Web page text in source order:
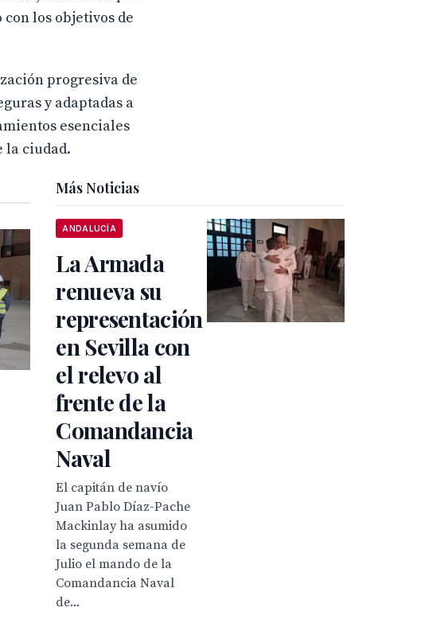
los objetivos de
progresiva de
y adaptadas a
esenciales
la ciudad.
Más Noticias
ANDALUCÍA
La Armada
renueva su
representación
en Sevilla con
el relevo al
frente de la
Comandancia
Naval
El capitán de navío
Juan Pablo Díaz-Pache
Mackinlay ha asumido
la segunda semana de
Julio el mando de la
Comandancia Naval
de...